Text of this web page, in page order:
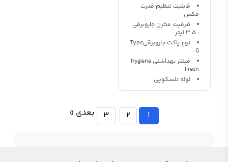
BGBS2BA1P
قابلیت تنظیم قدرت
مکش
ظرفیت مخزن جاروبرقی
: ۳.۵ لیتر
نوع پاکت جاروبرقیType
G
فیلتر بهداشتی Hygiene
Fresh
لوله تلسکوپی
1
2
3 بعدی »